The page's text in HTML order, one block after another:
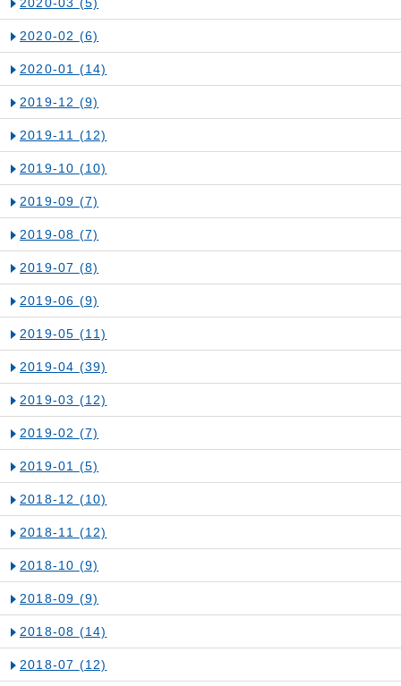
2020-03 (5)
2020-02 (6)
2020-01 (14)
2019-12 (9)
2019-11 (12)
2019-10 (10)
2019-09 (7)
2019-08 (7)
2019-07 (8)
2019-06 (9)
2019-05 (11)
2019-04 (39)
2019-03 (12)
2019-02 (7)
2019-01 (5)
2018-12 (10)
2018-11 (12)
2018-10 (9)
2018-09 (9)
2018-08 (14)
2018-07 (12)